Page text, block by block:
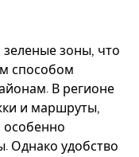
зеленые зоны, что
способом
В регионе
и маршруты,
особенно
Однако удобство